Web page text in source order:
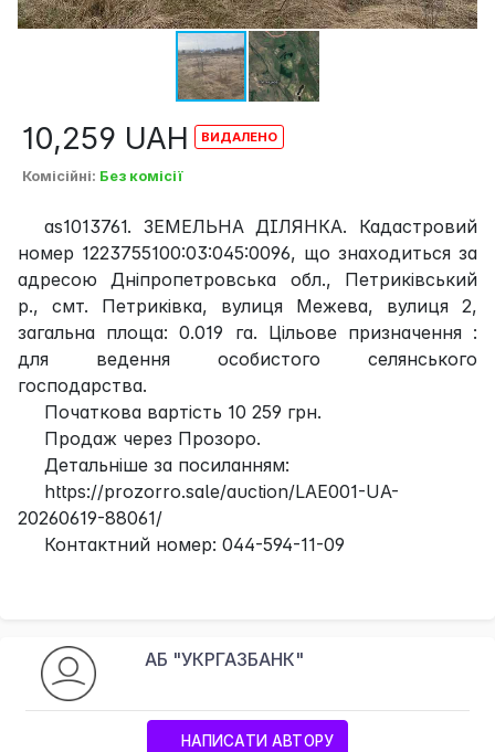
10,259 UAH
Комісійні: Без комісії
as1013761. ЗЕМЕЛЬНА ДІЛЯНКА. Кадастровий
номер 1223755100:03:045:0096, що знаходиться за
адресою Дніпропетровська обл., Петриківський
р., смт. Петриківка, вулиця Межева, вулиця 2,
загальна площа: 0.019 га. Цільове призначення :
для ведення особистого селянського
господарства.
Початкова вартість 10 259 грн.
Продаж через Прозоро.
Детальніше за посиланням:
https://prozorro.sale/auction/LAE001-UA-
20260619-88061/
Контактний номер: 044-594-11-09
АБ "УКРГАЗБАНК"
НАПИСАТИ АВТОРУ